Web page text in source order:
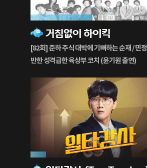
거침없이 하이킥
[82회] 준하 주식 대박에 기뻐하는 순재 / 민정
반한 성격급한 육상부 코치 (윤기원 출연)
44%
재
생
중
11%